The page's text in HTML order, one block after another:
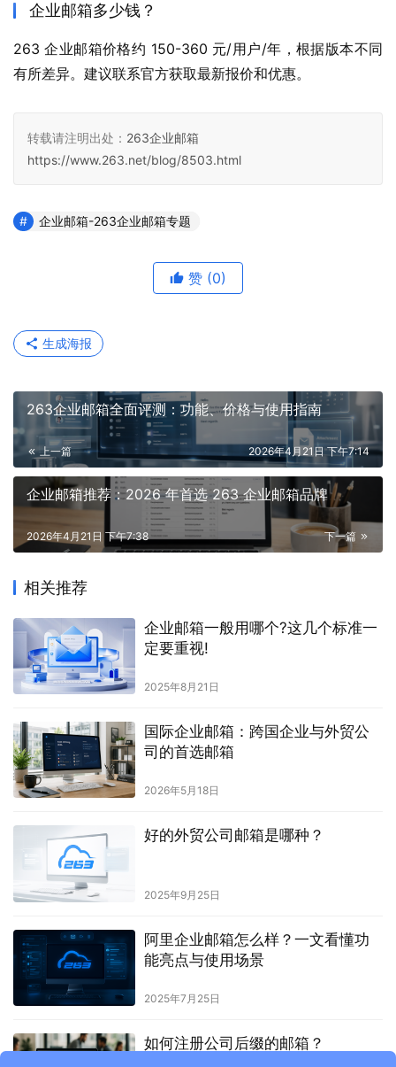
企业邮箱多少钱？
263 企业邮箱价格约 150-360 元/用户/年，根据版本不同
有所差异。建议联系官方获取最新报价和优惠。
转载请注明出处： 263企业邮箱
https://www.263.net/blog/8503.html
企业邮箱-263企业邮箱专题
赞 (0)
生成海报
263企业邮箱全面评测：功能、价格与使用指南
上一篇 2026年4月21日 下午7:14
企业邮箱推荐：2026 年首选 263 企业邮箱品牌
下一篇
2026年4月21日 下午7:38
相关推荐
企业邮箱一般用哪个?这几个标准一
定要重视!
2025年8月21日
国际企业邮箱：跨国企业与外贸公
司的首选邮箱
2026年5月18日
好的外贸公司邮箱是哪种？
2025年9月25日
阿里企业邮箱怎么样？一文看懂功
能亮点与使用场景
2025年7月25日
如何注册公司后缀的邮箱？